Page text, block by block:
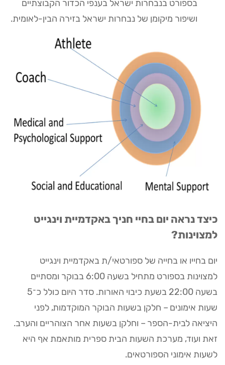
בספורט בנבחרות ישראל בענפי הכדור הקבוצתיים
ושיפור מיקומן של נבחרות ישראל בזירה הבין-לאומית.
כיצד נראה יום בחיי חניך באקדמיית וינגייט
למצוינות?
יום בחייו או בחייה של ספורטאי/ת באקדמיית וינגייט
למצוינות בספורט מתחיל בשעה 6:00 בבוקר ומסתיים
בשעה 22:00 בשעת כיבוי האורות. סדר היום כולל כ־5
שעות אימונים – חלקן בשעות הבוקר המוקדמות, לפני
היציאה לבית-הספר – וחלקן בשעות אחר הצוהריים והערב.
זאת ועוד, מערכת השעות הבית ספרית מותאמת אף היא
לשעות אימוני הספורטאים.